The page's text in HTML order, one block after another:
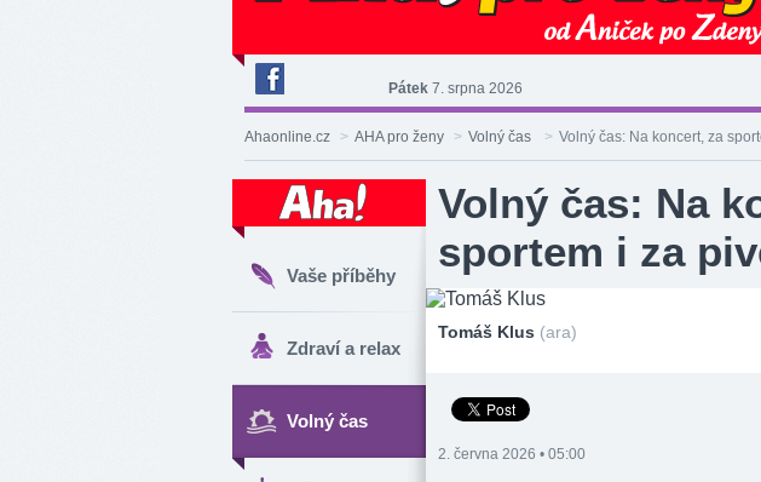
Deník
Aha!
na
Pátek 7. srpna 2026
Ahaonline.cz > AHA pro ženy > Volný čas > Volný čas: Na koncert, za
Vaše příběhy
Zdraví a relax
Volný čas
Volný čas: Na
sportem i za
Tomáš Klus (ara)
2. června 2026 • 05:00